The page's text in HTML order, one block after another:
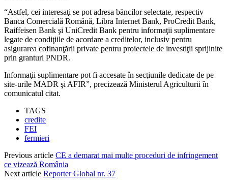
“Astfel, cei interesaţi se pot adresa băncilor selectate, respectiv
Banca Comercială Română, Libra Internet Bank, ProCredit Bank,
Raiffeisen Bank şi UniCredit Bank pentru informaţii suplimentare
legate de condiţiile de acordare a creditelor, inclusiv pentru
asigurarea cofinanţării private pentru proiectele de investiţii sprijinite
prin granturi PNDR.
Informaţii suplimentare pot fi accesate în secţiunile dedicate de pe
site-urile MADR şi AFIR”, precizează Ministerul Agriculturii în
comunicatul citat.
TAGS
credite
FEI
fermieri
Previous article CE a demarat mai multe proceduri de infringement
ce vizează România
Next article Reporter Global nr. 37